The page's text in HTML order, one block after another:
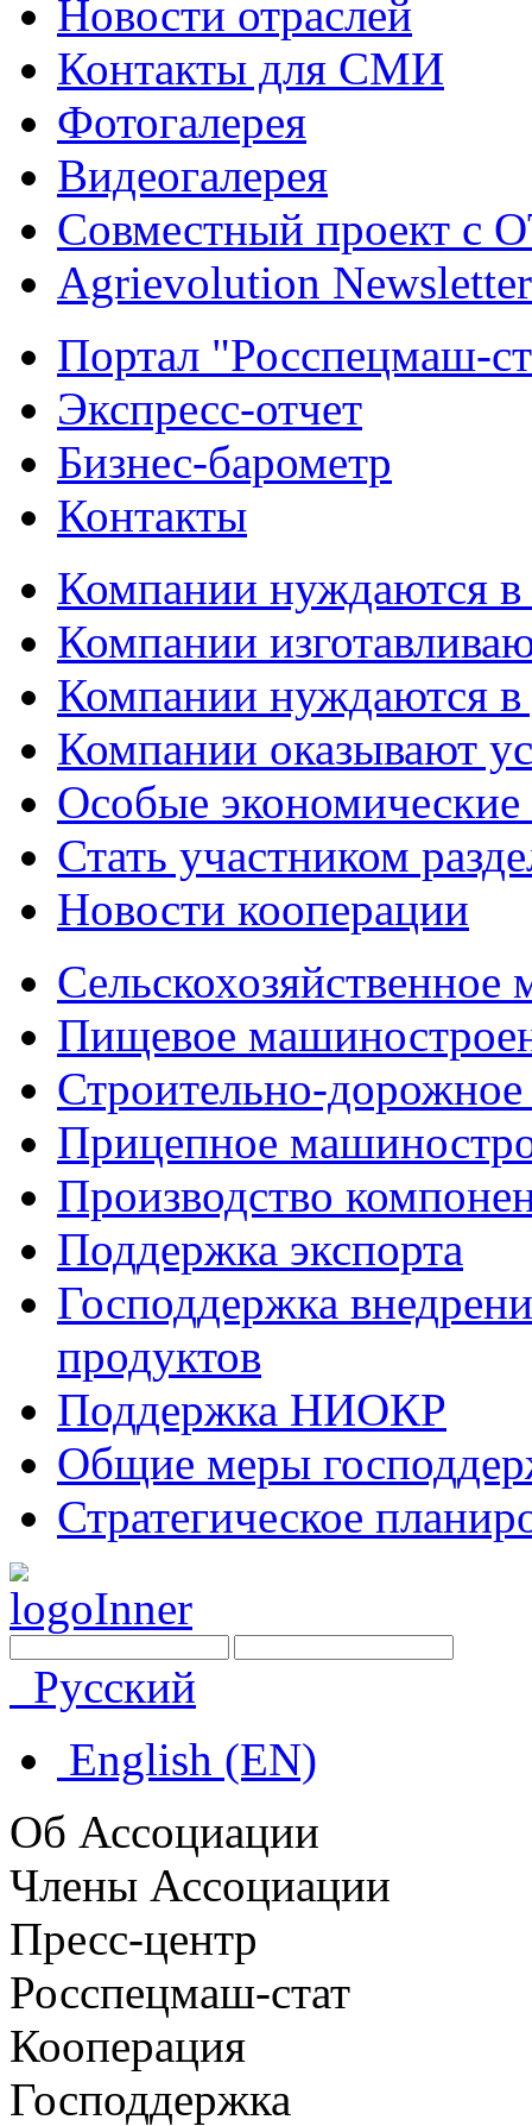
Новости отраслей
Контакты для СМИ
Фотогалерея
Видеогалерея
Совместный проект с
Agrievolution Newsletter
Портал "Росспецмаш-
Экспресс-отчет
Бизнес-барометр
Контакты
Компании нуждаются в
Компании
Компании нуждаются в
Компании оказывают
Особые
Стать участником
Новости кооперации
Пищевое
Строительно-
Прицепное
Производство
Поддержка экспорта
Господдержка
продуктов
Поддержка НИОКР
Общие меры
Стратегическое
Русский
English (EN)
Об Ассоциации
Члены Ассоциации
Пресс-центр
Росспецмаш-стат
Кооперация
Господдержка